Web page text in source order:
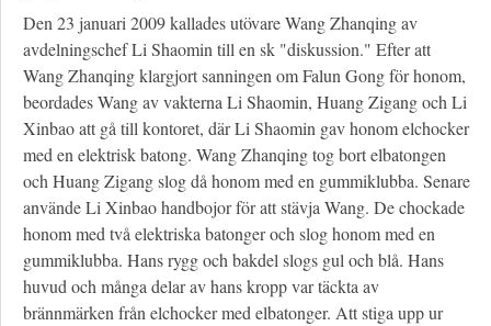
Den 23 januari 2009 kallades utövare Wang Zhanqing av
avdelningschef Li Shaomin till en sk "diskussion." Efter att
Wang Zhanqing klargjort sanningen om Falun Gong för honom,
beordades Wang av vakterna Li Shaomin, Huang Zigang och Li
Xinbao att gå till kontoret, där Li Shaomin gav honom elchocker
med en elektrisk batong. Wang Zhanqing tog bort elbatongen
och Huang Zigang slog då honom med en gummiklubba. Senare
använde Li Xinbao handbojor för att stävja Wang. De chockade
honom med två elektriska batonger och slog honom med en
gummiklubba. Hans rygg och bakdel slogs gul och blå. Hans
huvud och många delar av hans kropp var täckta av
brännmärken från elchocker med elbatonger. Att stiga upp ur